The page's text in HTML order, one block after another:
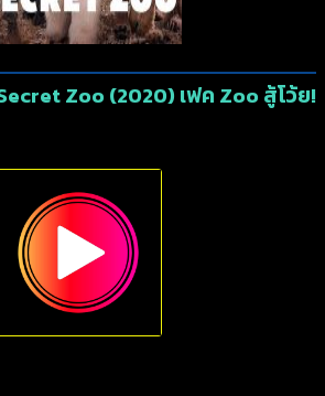
Zoo (2020) เฟค Zoo สู้โว้ย!